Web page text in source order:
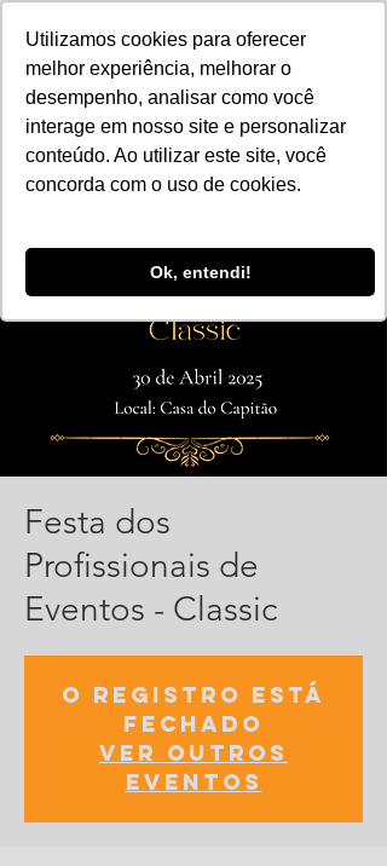
Utilizamos cookies para oferecer
melhor experiência, melhorar o
desempenho, analisar como você
interage em nosso site e personalizar
conteúdo. Ao utilizar este site, você
concorda com o uso de cookies.
Ok, entendi!
Festa dos
Profissionais de
Eventos - Classic
O registro está
fechado
Ver outros
eventos